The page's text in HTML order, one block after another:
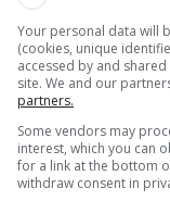
të shkurtër
por nuk
me
Cage theksoi
Your personal data will
(cookies, unique
accessed by and
site. We and our
partners.
Some vendors may
interest, which you can
for a link at the bottom
withdraw consent in